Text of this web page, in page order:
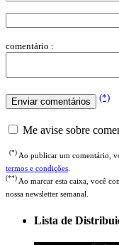
comentário :
(*)
Me avise sobre
(*) Ao publicar um comentário,
termos e condições
(**) Ao marcar esta caixa, você
nossa newsletter semanal.
Lista de